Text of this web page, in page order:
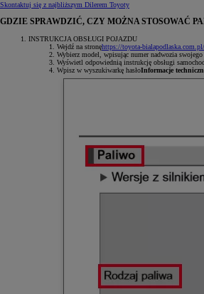
Skontaktuj się z najbliższym Dilerem Toyoty
GDZIE SPRAWDZIĆ, CZY MOŻNA STOSOWAĆ
INSTRUKCJA OBSŁUGI POJAZDU
Wejdź na stronęhttps://toyota-
Wybierz model, wpisując numer nadwozia
Wyświetl odpowiednią instrukcję obsługi
Wpisz w wyszukiwarkę hasłoInformacje